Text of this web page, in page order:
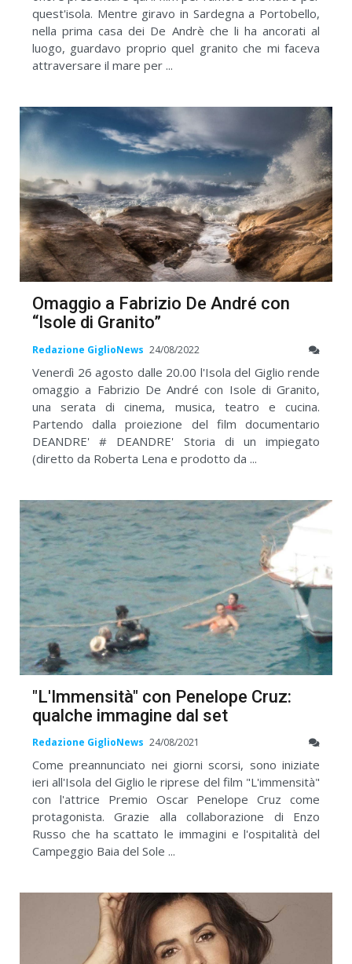
quest'isola. Mentre giravo in Sardegna a Portobello,
nella prima casa dei De Andrè che li ha ancorati al
luogo, guardavo proprio quel granito che mi faceva
attraversare il mare per ...
Omaggio a Fabrizio De André con
“Isole di Granito”
Redazione GiglioNews 24/08/2022
Venerdì 26 agosto dalle 20.00 l'Isola del Giglio rende
omaggio a Fabrizio De André con Isole di Granito,
una serata di cinema, musica, teatro e cucina.
Partendo dalla proiezione del film documentario
DEANDRE' # DEANDRE' Storia di un impiegato
(diretto da Roberta Lena e prodotto da ...
"L'Immensità" con Penelope Cruz:
qualche immagine dal set
Redazione GiglioNews 24/08/2021
Come preannunciato nei giorni scorsi, sono iniziate
ieri all'Isola del Giglio le riprese del film "L'immensità"
con l'attrice Premio Oscar Penelope Cruz come
protagonista. Grazie alla collaborazione di Enzo
Russo che ha scattato le immagini e l'ospitalità del
Campeggio Baia del Sole ...